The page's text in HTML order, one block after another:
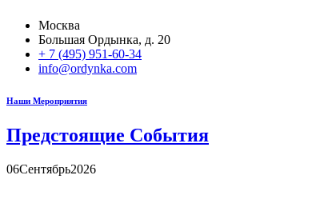
Москва
Большая Ордынка, д. 20
+ 7 (495) 951-60-34
info@ordynka.com
Наши Мероприятия
Предстоящие События
06Сентябрь2026